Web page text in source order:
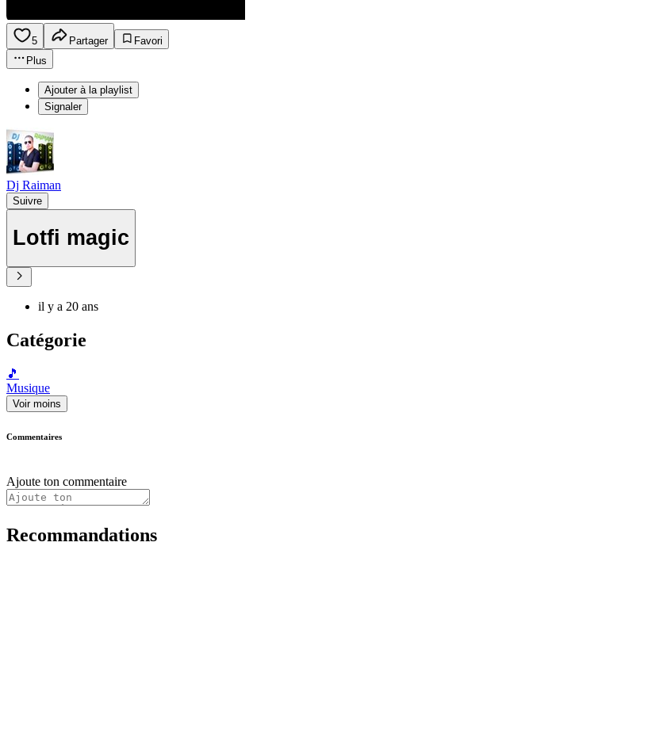
5 Partager
Favori
Plus
Ajouter à la playlist
Signaler
Dj Raiman
Suivre
Lotfi magic
il y a 20 ans
Catégorie
🎵
Musique
Voir moins
Commentaires
Ajoute ton commentaire
Recommandations